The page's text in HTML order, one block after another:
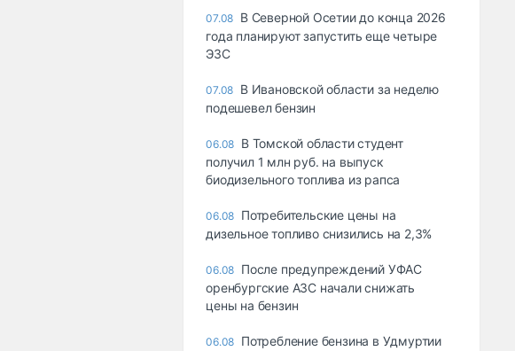
07.08 В Северной Осетии до конца 2026
года планируют запустить еще четыре
ЭЗС
07.08 В Ивановской области за неделю
подешевел бензин
06.08 В Томской области студент
получил 1 млн руб. на выпуск
биодизельного топлива из рапса
06.08 Потребительские цены на
дизельное топливо снизились на 2,3%
06.08 После предупреждений УФАС
оренбургские АЗС начали снижать
цены на бензин
06.08 Потребление бензина в Удмуртии